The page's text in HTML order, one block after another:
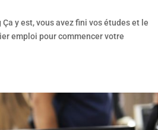
y est, vous avez fini vos études et le
emploi pour commencer votre